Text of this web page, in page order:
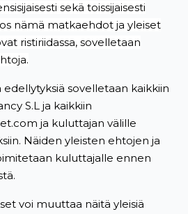
sekä toissijaisesti
nämä matkaehdot ja yleiset
ristiriidassa, sovelletaan
edellytyksiä sovelletaan kaikkiin
S.L ja kaikkiin
ja kuluttajan välille
Näiden yleisten ehtojen ja
kuluttajalle ennen
voi muuttaa näitä yleisiä